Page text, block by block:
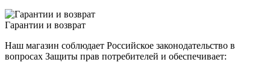
Гарантии и возврат
Наш магазин соблюдает Российское законодательство в
вопросах Защиты прав потребителей и обеспечивает: